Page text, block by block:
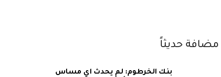
مضافة حديثاً
بنك الخرطوم: لم يحدث أي مساس